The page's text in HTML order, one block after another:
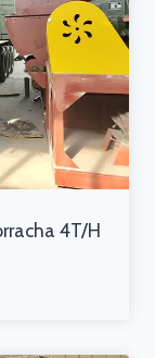
4T/H